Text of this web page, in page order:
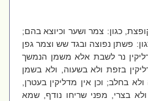
כגון: צמר ושער וכיוצא בהם;
פשתן נפוצה ובגד שש וצמר גפן
נר לשבת אלא משמן הנמשך
בזפת ולא בשעוה, ולא בשמן
בחלב; וכן אין מדליקין בעטרן,
בצרי, מפני שריחו נודף, שמא